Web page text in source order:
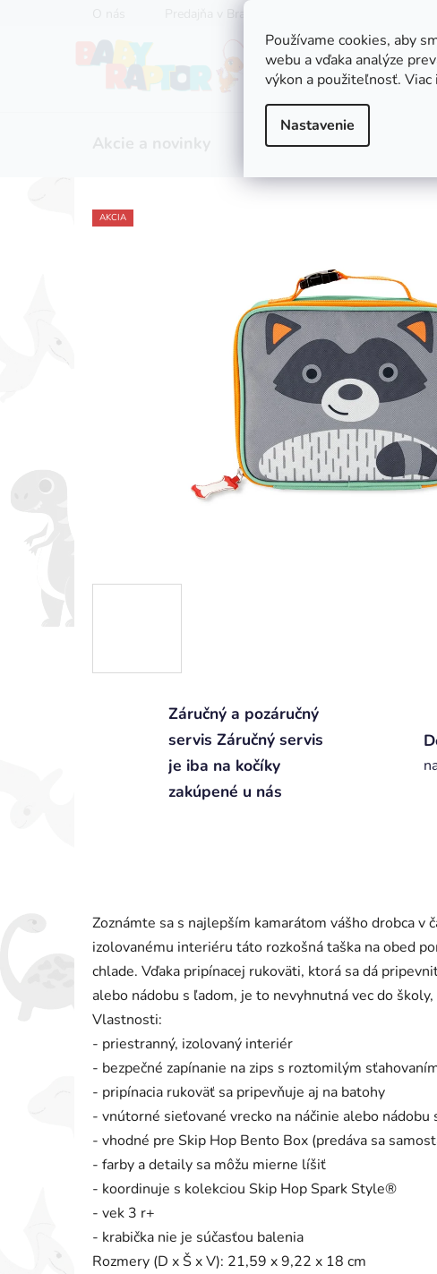
Používame cookies, aby
webu a vďaka analýze
výkon a použiteľnosť. Viac
Nastavenie
Predajňa v Bratislave
Zľavy Kočíky
AKCIA
Záručný a pozáručný
servis Záručný servis
je iba na kočíky
zakúpené u nás
Zoznámte sa s najlepším kamarátom vášho drobca v
izolovanému interiéru táto rozkošná taška na obed
chlade. Vďaka pripínacej rukoväti, ktorá sa dá
alebo nádobu s ľadom, je to nevyhnutná vec do
Vlastnosti:
- priestranný, izolovaný interiér
- bezpečné zapínanie na zips s roztomilým
- pripínacia rukoväť sa pripevňuje aj na batohy
- vnútorné sieťované vrecko na náčinie alebo nádobu
- vhodné pre Skip Hop Bento Box (predáva sa
- farby a detaily sa môžu mierne líšiť
- koordinuje s kolekciou Skip Hop Spark Style®
- vek 3 r+
- krabička nie je súčasťou balenia
Rozmery (D x Š x V): 21,59 x 9,22 x 18 cm